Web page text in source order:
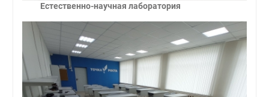
Естественно-научная лаборатория